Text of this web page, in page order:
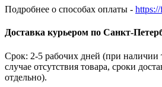
Подробнее о способах оплаты -
Доставка курьером по Санкт-
Срок: 2-5 рабочих дней (при наличии
случае отсутствия товара, сроки
отдельно).